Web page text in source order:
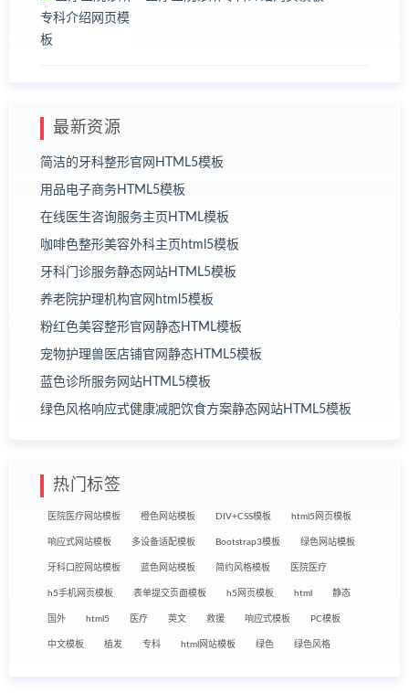
最新资源
简洁的牙科整形官网HTML5模板
用品电子商务HTML5模板
在线医生咨询服务主页HTML模板
咖啡色整形美容外科主页html5模板
牙科门诊服务静态网站HTML5模板
养老院护理机构官网html5模板
粉红色美容整形官网静态HTML模板
宠物护理兽医店铺官网静态HTML5模板
蓝色诊所服务网站HTML5模板
绿色风格响应式健康减肥饮食方案静态网站HTML5模板
热门标签
医院医疗网站模板 橙色网站模板 DIV+CSS模板 html5网页模板
响应式网站模板 多设备适配模板 Bootstrap3模板 绿色网站模板
牙科口腔网站模板 蓝色网站模板 简约风格模板 医院医疗
h5手机网页模板 表单提交页面模板 h5网页模板 html 静态
国外 html5 医疗 英文 救援 响应式模板 PC模板
中文模板 植发 专科 html网站模板 绿色 绿色风格